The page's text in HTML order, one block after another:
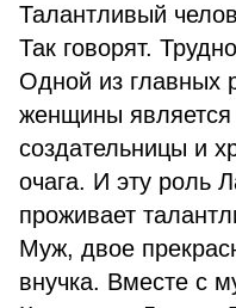
Талантливый
Так говорят.
Одной из главных
женщины
создательницы и
очага. И эту роль
проживает
Муж, двое
внучка. Вместе с